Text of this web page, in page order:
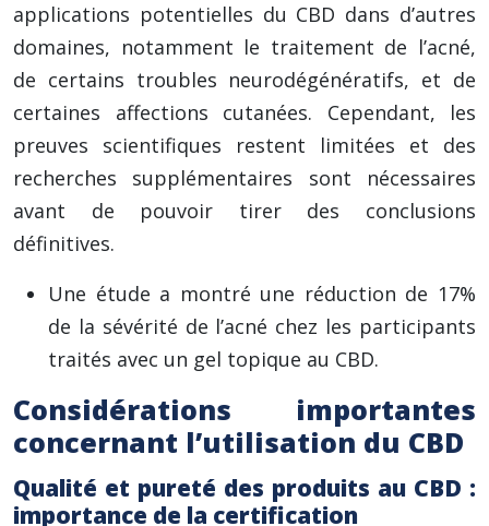
applications potentielles du CBD dans d’autres
domaines, notamment le traitement de l’acné,
de certains troubles neurodégénératifs, et de
certaines affections cutanées. Cependant, les
preuves scientifiques restent limitées et des
recherches supplémentaires sont nécessaires
avant de pouvoir tirer des conclusions
définitives.
Une étude a montré une réduction de 17%
de la sévérité de l’acné chez les participants
traités avec un gel topique au CBD.
Considérations importantes
concernant l’utilisation du CBD
Qualité et pureté des produits au CBD :
importance de la certification